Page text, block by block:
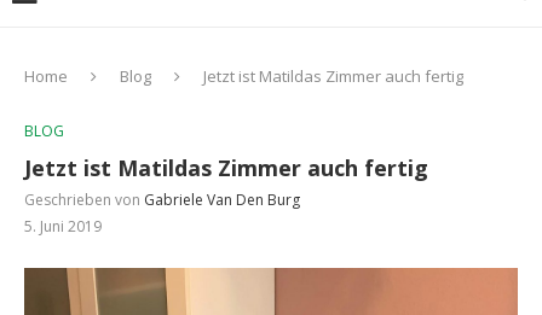
Home Blog Jetzt ist Matildas Zimmer auch fertig
BLOG
Jetzt ist Matildas Zimmer auch fertig
Geschrieben von Gabriele Van Den Burg
5. Juni 2019